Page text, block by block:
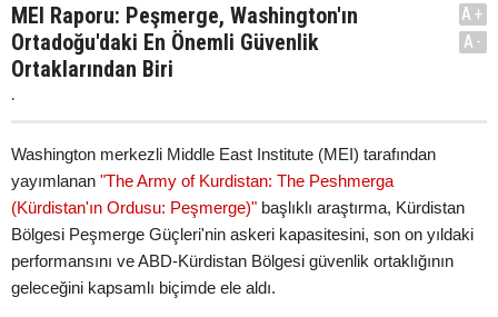
MEI Raporu: Peşmerge, Washington'ın
Ortadoğu'daki En Önemli Güvenlik
Ortaklarından Biri
.
A+
A-
Washington merkezli Middle East Institute (MEI) tarafından
yayımlanan "The Army of Kurdistan: The Peshmerga
(Kürdistan'ın Ordusu: Peşmerge)" başlıklı araştırma, Kürdistan
Bölgesi Peşmerge Güçleri'nin askeri kapasitesini, son on yıldaki
performansını ve ABD-Kürdistan Bölgesi güvenlik ortaklığının
geleceğini kapsamlı biçimde ele aldı.